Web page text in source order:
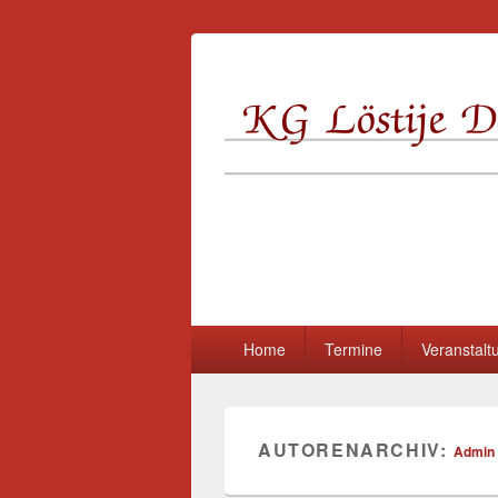
KG Löstije
Home Termine
AUTORENARCHIV: Admin